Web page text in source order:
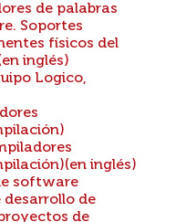
de palabras
Soportes
físicos del
inglés)
Logico,
inglés)
software
desarrollo de
de